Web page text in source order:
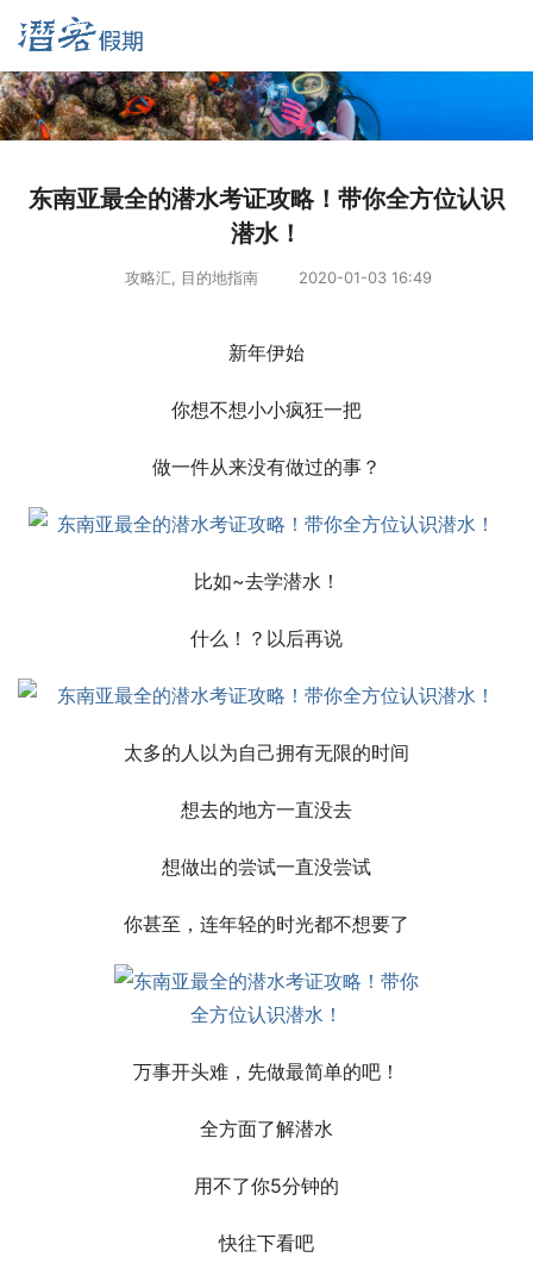
东南亚最全的潜水考证攻略！带你全方位认识
潜水！
攻略汇, 目的地指南 2020-01-03 16:49
新年伊始
你想不想小小疯狂一把
做一件从来没有做过的事？
比如~去学潜水！
什么！？以后再说
太多的人以为自己拥有无限的时间
想去的地方一直没去
想做出的尝试一直没尝试
你甚至，连年轻的时光都不想要了
万事开头难，先做最简单的吧！
全方面了解潜水
用不了你5分钟的
快往下看吧